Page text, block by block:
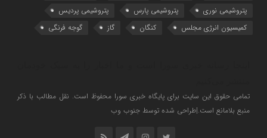
پتروشیمی نوری
پتروشیمی پارس
پتروشیمی پردیس
کمیسیون انرژی مجلس
کنگان گاز گوجه فرنگی
تمامی حقوق این سایت برای پایگاه خبری سورا محفوظ است. نقل مطالب با ذکر
منبع بلامانع است.|طراحی شده توسط جنوب وب